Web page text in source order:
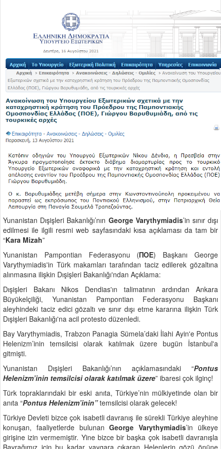
Yunanistan Dışişleri Bakanlığı’nın George Varythymiadis’in sınır dışı
edilmesi ile ilgili resmi web sayfasındaki kısa açıklaması da tam bir
“Kara Mizah”
Yunanistan Pampontian Federasyonu (ΠΟΕ) Başkanı George
Varythymiadis'in Türk makamları tarafından taciz edilerek gözaltına
alınmasına ilişkin Dışişleri Bakanlığı'ndan Açıklama:
Dışişleri Bakanı Nikos Dendias'ın talimatının ardından Ankara
Büyükelçiliği, Yunanistan Pampontian Federasyonu Başkanı
aleyhindeki taciz edici gözaltı ve sınır dışı etme kararına ilişkin Türk
Dışişleri Bakanlığı'na acil protesto düzenledi.
Bay Varythymiadis, Trabzon Panagia Sümela’daki İlahi Ayin'e Pontus
Helenizm’inin temsilcisi olarak katılmak üzere bugün İstanbul'a
gitmişti.
Yunanistan Dışişleri Bakanlığı’nın açıklamasındaki “Pontus
Helenizm’inin temsilcisi olarak katılmak üzere” ibaresi çok ilginç!
Türk topraklarındaki bir eski anıta, Türkiye’nin mülkiyetinde olan bir
anıta “Pontus Helenizm’inin”temsilcisi olarak gelecek!
Türkiye Devleti bizce çok isabetli davranış ile sürekli Türkiye aleyhine
konuşan, faaliyetlerde bulunanGeorge Varythymiadis’in ülkeye
girişine izin vermemiştir. Yine bizce bir başka çok isabetli davranışla
Bayrağımız için bu kadar yaygara çıkaran Helenlerin gözü önüne